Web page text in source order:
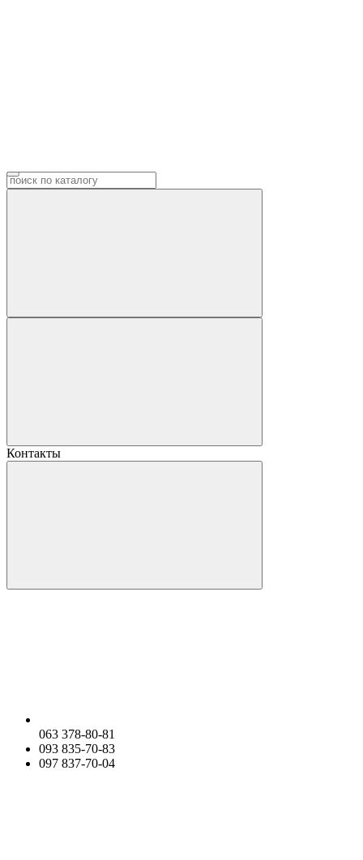
Контакты
063 378-80-81
093 835-70-83
097 837-70-04